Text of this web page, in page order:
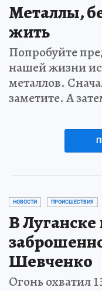
Металлы,
жить
Попробуйте
нашей жизни
металлов.
заметите. А
НОВОСТИ ПРОИСШЕСТВИЯ
В
Шевченко
Огонь охватил